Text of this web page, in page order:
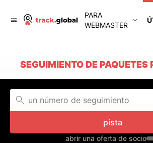
PARA
WEBMASTER
SEGUIMIENTO DE PAQUETES
pista
abrir una oferta de socio